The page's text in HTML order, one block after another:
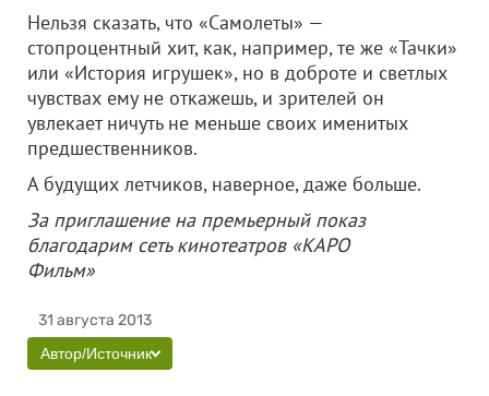
Нельзя сказать, что «Самолеты» —
стопроцентный хит, как, например, те же «Тачки»
или «История игрушек», но в доброте и светлых
чувствах ему не откажешь, и зрителей он
увлекает ничуть не меньше своих именитых
предшественников.
А будущих летчиков, наверное, даже больше.
За приглашение на премьерный показ
благодарим сеть кинотеатров «КАРО
Фильм»
31 августа 2013
Автор/Источник